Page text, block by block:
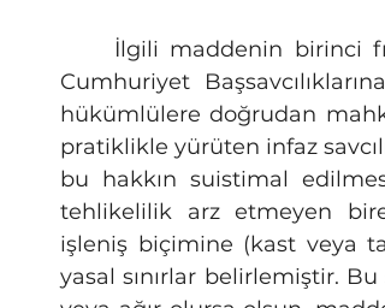
Cumhuriyet
hükümlülere doğrudan
pratiklikle yürüten infaz
bu hakkın suistimal
tehlikelilik arz etmeyen
işleniş biçimine (kast veya
yasal sınırlar belirlemiştir.